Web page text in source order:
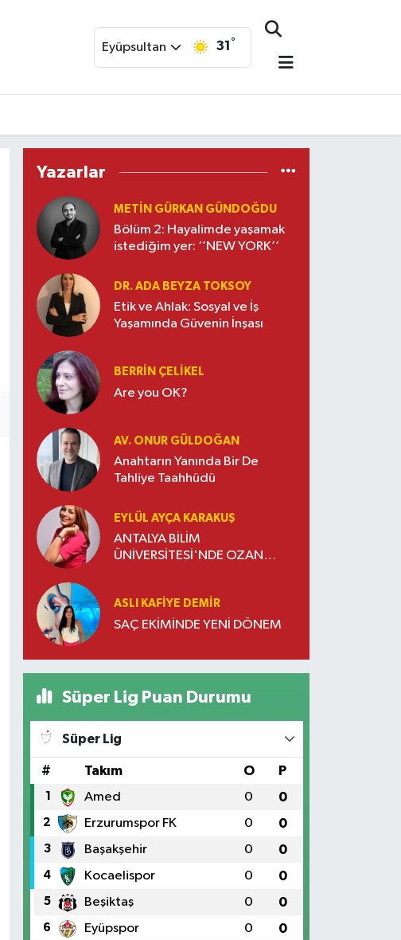
Eyüpsultan 31 °
Yazarlar
METIN GÜRKAN GÜNDOĞDU
Bölüm 2: Hayalimde yaşamak
istediğim yer: ‘’NEW YORK’’
DR. ADA BEYZA TOKSOY
Etik ve Ahlak: Sosyal ve İş
Yaşamında Güvenin İnşası
BERRIN ÇELIKEL
Are you OK?
AV. ONUR GÜLDOĞAN
Anahtarın Yanında Bir De
Tahliye Taahhüdü
EYLÜL AYÇA KARAKUŞ
ANTALYA BİLİM
ÜNİVERSİTESİ'NDE OZAN
ASLI KAFIYE DEMIR
SAÇ EKİMİNDE YENİ DÖNEM
Süper Lig Puan Durumu
Süper Lig
# Takım O P
1 Amed 0 0
2 Erzurumspor FK 0 0
3 Başakşehir 0 0
4 Kocaelispor 0 0
5 Beşiktaş 0 0
6 Eyüpspor 0 0